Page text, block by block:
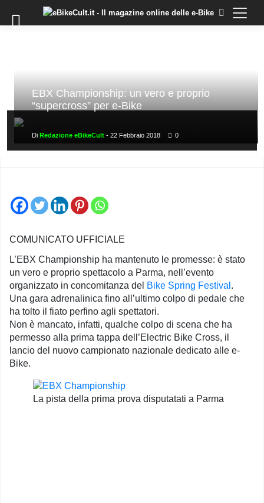
×
STORIE
TRAINING
TUTORIAL
LO
CONTATTI
POLICY
EBX Championship: un vero e proprio
“supercross” per e-Bike
Di Redazione eBikeCult - 22 Febbraio 2018 0
COMUNICATO UFFICIALE
L’EBX Championship ha mantenuto le promesse: è stato
un vero e proprio spettacolo a Parma, nell’evento
organizzato in concomitanza del Bike Spring Festival .
Una gara adrenalinica fino all’ultimo colpo di pedale che
ha tolto il fiato perfino agli spettatori.
Non è mancato, infatti, qualche colpo di scena che ha
permesso alla prima tappa dell’Electric Bike Cross, il
lancio del nuovo campionato nazionale dedicato alle e-
Bike.
La pista della prima prova disputatati a Parma